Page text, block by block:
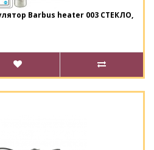
Barbus heater 003 СТЕКЛО,